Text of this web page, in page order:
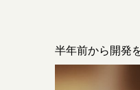
半年前から開発